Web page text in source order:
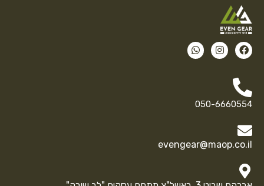
050-6660554
evengear@maop.co.il